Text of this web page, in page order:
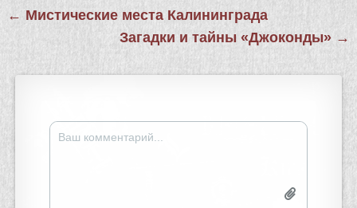
Навигация
по
записям
← Мистические места Калининграда
Загадки и тайны «Джоконды» →